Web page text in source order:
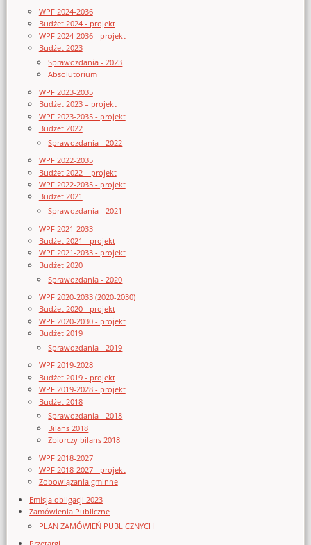
WPF 2024-2036
Budżet 2024 - projekt
WPF 2024-2036 - projekt
Budżet 2023
Sprawozdania - 2023
Absolutorium
WPF 2023-2035
Budżet 2023 – projekt
WPF 2023-2035 - projekt
Budżet 2022
Sprawozdania - 2022
WPF 2022-2035
Budżet 2022 – projekt
WPF 2022-2035 - projekt
Budżet 2021
Sprawozdania - 2021
WPF 2021-2033
Budżet 2021 - projekt
WPF 2021-2033 - projekt
Budżet 2020
Sprawozdania - 2020
WPF 2020-2033 (2020-2030)
Budżet 2020 - projekt
WPF 2020-2030 - projekt
Budżet 2019
Sprawozdania - 2019
WPF 2019-2028
Budżet 2019 - projekt
WPF 2019-2028 - projekt
Budżet 2018
Sprawozdania - 2018
Bilans 2018
Zbiorczy bilans 2018
WPF 2018-2027
WPF 2018-2027 - projekt
Zobowiązania gminne
Emisja obligacji 2023
Zamówienia Publiczne
PLAN ZAMÓWIEŃ PUBLICZNYCH